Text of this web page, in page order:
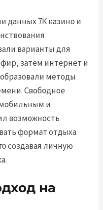
данных 7К казино и
варианты для
затем интернет и
методы
Свободное
и
возможность
формат отдыха
создавая личную
на